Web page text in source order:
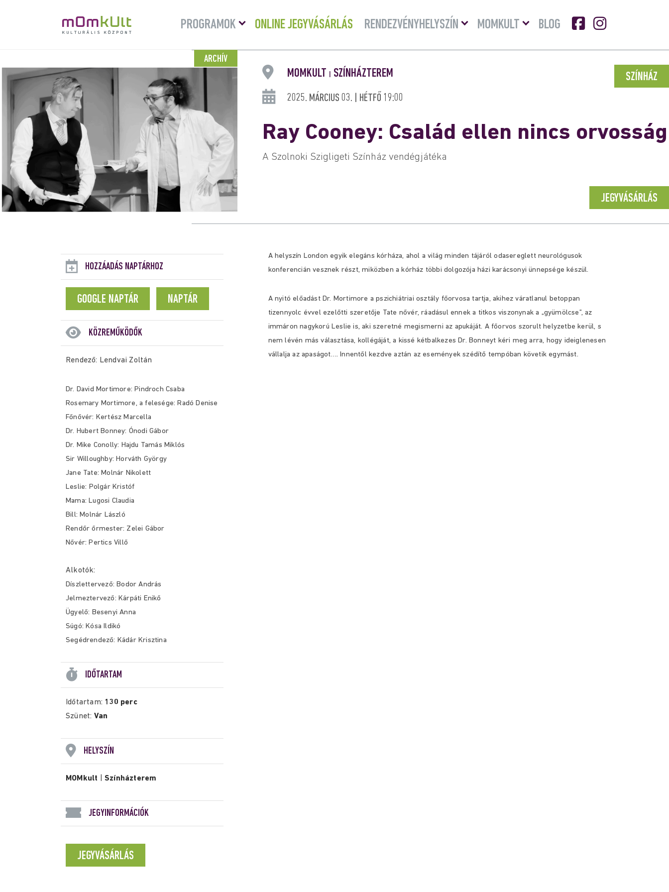
PROGRAMOK
Menü
lenyitása
ONLINE JEGYVÁSÁRLÁS RENDEZVÉNYHELYSZÍN
Menü
lenyitásaMOMKULT
Menü
lenyitása
BLOG
ARCHÍV
SZÍNHÁZ
MOMKULT SZÍNHÁZTEREM
2025. MÁRCIUS 03. | HÉTFŐ 19:00
Ray Cooney: Család ellen nincs orvosság
A Szolnoki Szigligeti Színház vendégjátéka
JEGYVÁSÁRLÁS
HOZZÁADÁS NAPTÁRHOZ
GOOGLE NAPTÁR NAPTÁR
KÖZREMŰKÖDŐK
Rendező: Lendvai Zoltán
Dr. David Mortimore: Pindroch Csaba
Rosemary Mortimore, a felesége: Radó Denise
Főnővér: Kertész Marcella
Dr. Hubert Bonney: Ónodi Gábor
Dr. Mike Conolly: Hajdu Tamás Miklós
Sir Willoughby: Horváth György
Jane Tate: Molnár Nikolett
Leslie: Polgár Kristóf
Mama: Lugosi Claudia
Bill: Molnár László
Rendőr őrmester: Zelei Gábor
Nővér: Pertics Villő
Alkotók:
Díszlettervező: Bodor András
Jelmeztervező: Kárpáti Enikő
Ügyelő: Besenyi Anna
Súgó: Kósa Ildikó
Segédrendező: Kádár Krisztina
IDŐTARTAM
Időtartam: 130 perc
Szünet: Van
HELYSZÍN
MOMkult |Színházterem
JEGYINFORMÁCIÓK
JEGYVÁSÁRLÁS
A helyszín London egyik elegáns kórháza, ahol a világ minden tájáról odasereglett neurológusok
konferencián vesznek részt, miközben a kórház többi dolgozója házi karácsonyi ünnepsége készül.
A nyitó előadást Dr. Mortimore a pszichiátriai osztály főorvosa tartja, akihez váratlanul betoppan
tizennyolc évvel ezelőtti szeretője Tate nővér, ráadásul ennek a titkos viszonynak a „gyümölcse”, az
immáron nagykorú Leslie is, aki szeretné megismerni az apukáját. A főorvos szorult helyzetbe kerül, s
nem lévén más választása, kollégáját, a kissé kétbalkezes Dr. Bonneyt kéri meg arra, hogy ideiglenesen
vállalja az apaságot…. Innentől kezdve aztán az események szédítő tempóban követik egymást.